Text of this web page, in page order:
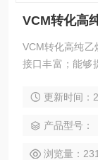
VCM转化高
VCM转化高纯乙
接口丰富；能够
线分析场合。
和质量标准。
更新时间：
产品型号：
浏览量：231